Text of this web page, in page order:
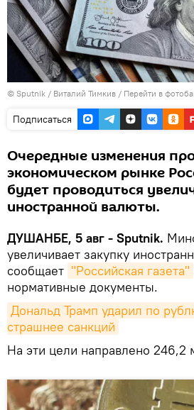
© Sputnik / Виталий Тимкив / Перейти в
Подписаться
Очередные изменения
экономическом рынке
будет проводиться
иностранной валюты.
ДУШАНБЕ, 5 авг - Sputnik.
увеличивает закупку
сообщает "Российская газета"
нормативные документы.
Дональд Трамп ударил по
страшнее санкций
На эти цели направлено 246,2